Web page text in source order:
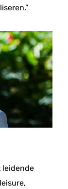
leidende